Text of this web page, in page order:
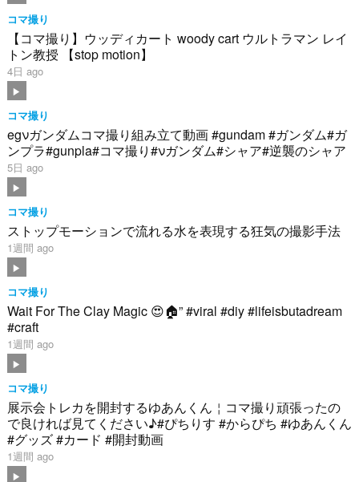
コマ撮り
【コマ撮り】ウッディカート woody cart ウルトラマン レイ
トン教授 【stop motion】
4日 ago
コマ撮り
egνガンダムコマ撮り組み立て動画 #gundam #ガンダム#ガ
ンプラ#gunpla#コマ撮り#νガンダム#シャア#逆襲のシャア
5日 ago
コマ撮り
ストップモーションで流れる水を表現する狂気の撮影手法
1週間 ago
コマ撮り
Wait For The Clay Magic 😍🏠” #viral #diy #lifeisbutadream
#craft
1週間 ago
コマ撮り
展示会トレカを開封するゆあんくん￤コマ撮り頑張ったの
で良ければ見てください♪#ぴちりす #からぴち #ゆあんくん
#グッズ #カード #開封動画
1週間 ago